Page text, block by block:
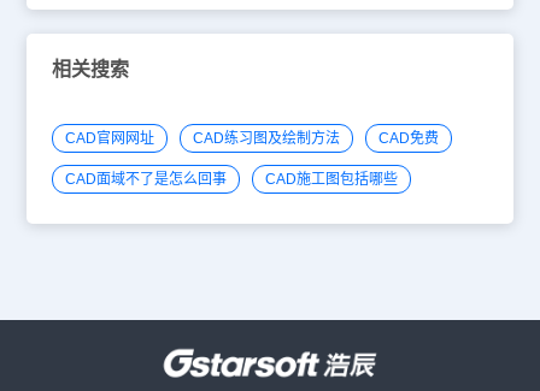
相关搜索
CAD官网网址 CAD练习图及绘制方法 CAD免费
CAD面域不了是怎么回事 CAD施工图包括哪些